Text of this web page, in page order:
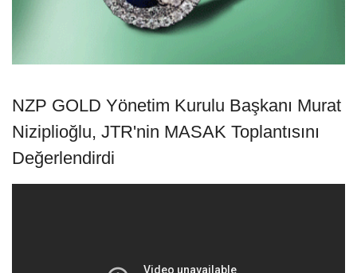
NZP GOLD Yönetim Kurulu Başkanı Murat
Niziplioğlu, JTR'nin MASAK Toplantısını
Değerlendirdi